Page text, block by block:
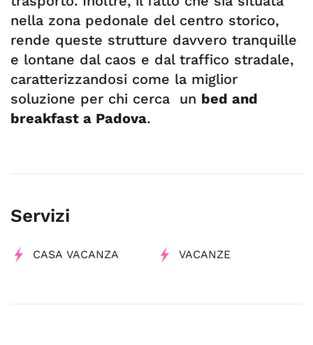
nella zona pedonale del centro storico,
rende queste strutture davvero tranquille
e lontane dal caos e dal traffico stradale,
caratterizzandosi come la miglior
soluzione per chi cerca un bed and
breakfast a Padova.
Servizi
CASA VACANZA VACANZE